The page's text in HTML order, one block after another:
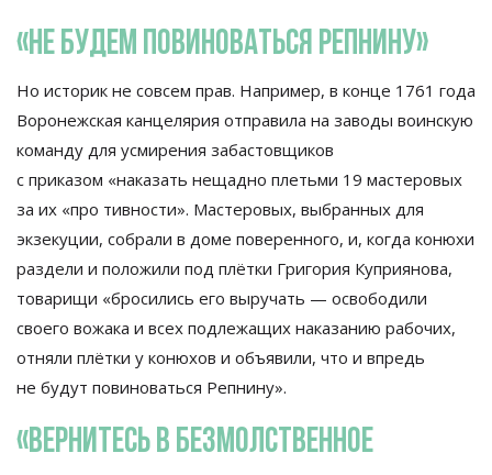
«Небудем повиноваться Репнину»
Но историк не совсем прав. Например, в конце 1761 года
Воронежская канцелярия отправила на заводы воинскую
команду для усмирения забастовщиков
с приказом «наказать нещадно плетьми 19 мастеровых
за их «про тивности». Мастеровых, выбранных для
экзекуции, собрали в доме поверенного, и, когда конюхи
раздели и положили под плётки Григория Куприянова,
товарищи «бросились его выручать — освободили
своего вожака и всех подлежащих наказанию рабочих,
отняли плётки у конюхов и объявили, что и впредь
не будут повиноваться Репнину».
«Вернитесь в безмолственное